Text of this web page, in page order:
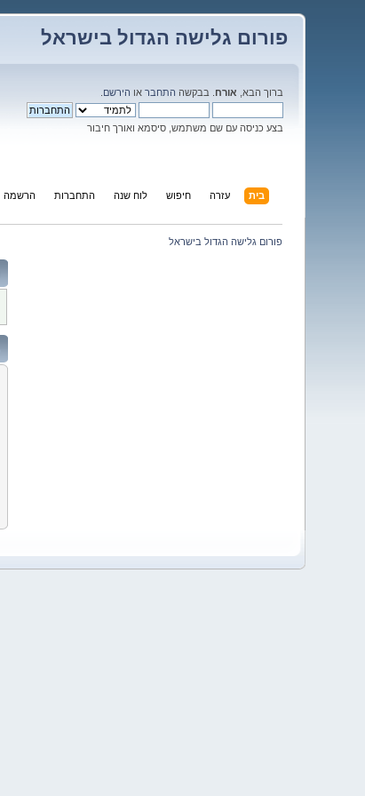
פורום גלישה הגדול בישראל
ברוך הבא, אורח . בבקשה התחבר או הירשם
בצע כניסה עם שם משתמש, סיסמא ואורך חיבור
בית עזרה חיפוש לוח שנה התחברות הרשמה
פורום גלישה הגדול בישראל